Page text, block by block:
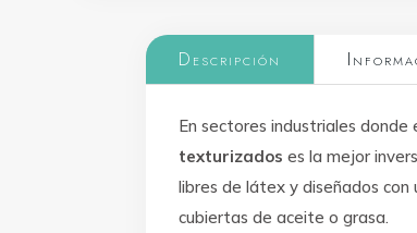
Descripción
En sectores industriales
texturizados es la mejor
libres de látex y diseñados
cubiertas de aceite o grasa.